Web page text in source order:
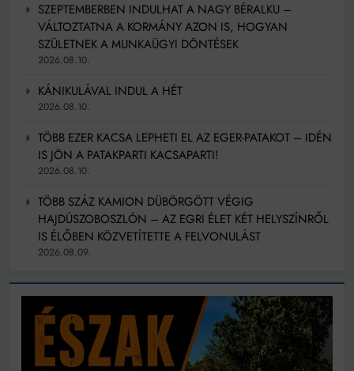
SZEPTEMBERBEN INDULHAT A NAGY BÉRALKU –
VÁLTOZTATNA A KORMÁNY AZON IS, HOGYAN
SZÜLETNEK A MUNKAÜGYI DÖNTÉSEK
2026.08.10.
KÁNIKULÁVAL INDUL A HÉT
2026.08.10.
TÖBB EZER KACSA LEPHETI EL AZ EGER-PATAKOT – IDÉN
IS JÖN A PATAKPARTI KACSAPARTI!
2026.08.10.
TÖBB SZÁZ KAMION DÜBÖRGÖTT VÉGIG
HAJDÚSZOBOSZLÓN – AZ EGRI ÉLET KÉT HELYSZÍNRŐL
IS ÉLŐBEN KÖZVETÍTETTE A FELVONULÁST
2026.08.09.